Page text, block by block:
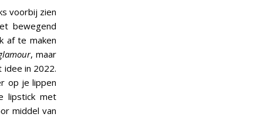
voorbij zien
bewegend
af te maken
, maar
in 2022.
op je lippen
lipstick met
middel van